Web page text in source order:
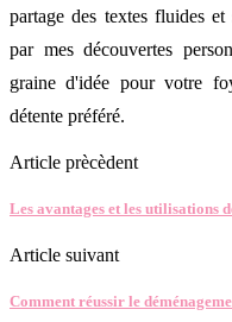
partage des textes fluides et
par mes découvertes
graine d'idée pour votre
détente préféré.
Article prècèdent
Les avantages et les utilisations
Article suivant
Comment réussir le